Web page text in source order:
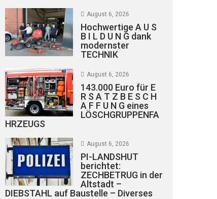
August 6, 2026
Hochwertige A U S
B I L D U N G dank
modernster
TECHNIK
August 6, 2026
143.000 Euro für E
R S A T Z B E S C H
A F F U N G eines
LÖSCHGRUPPENFA
HRZEUGS
August 6, 2026
PI-LANDSHUT
berichtet:
ZECHBETRUG in der
Altstadt –
DIEBSTAHL auf Baustelle – Diverses